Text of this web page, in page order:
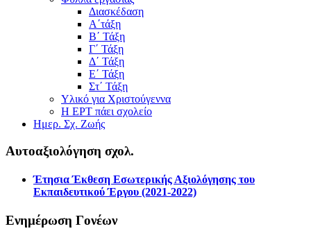
Διασκέδαση
Α΄τάξη
Β΄ Τάξη
Γ΄ Τάξη
Δ΄ Τάξη
Ε΄ Τάξη
Στ΄ Τάξη
Υλικό για Χριστούγεννα
Η ΕΡΤ πάει σχολείο
Ημερ. Σχ. Ζωής
Αυτοαξιολόγηση σχολ.
Έτησια Έκθεση Εσωτερικής Αξιολόγησης του
Εκπαιδευτικού Έργου (2021-2022)
Ενημέρωση Γονέων